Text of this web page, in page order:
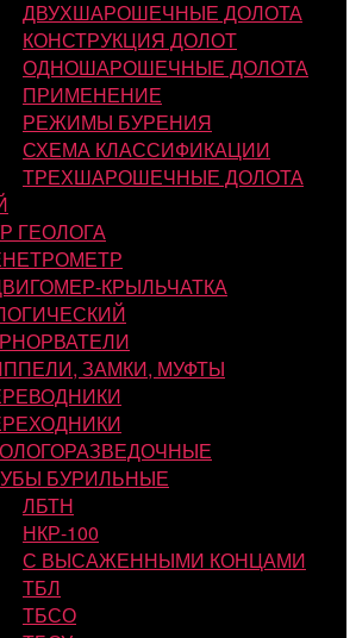
ДВУХШАРОШЕЧНЫЕ ДОЛОТА
КОНСТРУКЦИЯ ДОЛОТ
ОДНОШАРОШЕЧНЫЕ ДОЛОТА
ПРИМЕНЕНИЕ
РЕЖИМЫ БУРЕНИЯ
СХЕМА КЛАССИФИКАЦИИ
ТРЕХШАРОШЕЧНЫЕ ДОЛОТА
ГЕОЛОГА
КРЫЛЬЧАТКА
ЗАМКИ, МУФТЫ
БУРИЛЬНЫЕ
ЛБТН
НКР-100
С ВЫСАЖЕННЫМИ КОНЦАМИ
ТБЛ
ТБСО